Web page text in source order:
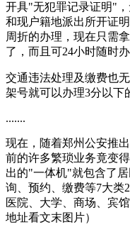
开具"无犯罪记录证明"
和现户籍地派出所开证
周折的办理，现在只需
了，而且可24小时随时
交通违法处理及缴费也
架号就可以办理3分以下
.......
现在，随着郑州公安推
前的许多繁琐业务竟变
出的"一体机"就包含了
询、预约、缴费等7大类
医院、大学、商场、宾
地址看文末图片）